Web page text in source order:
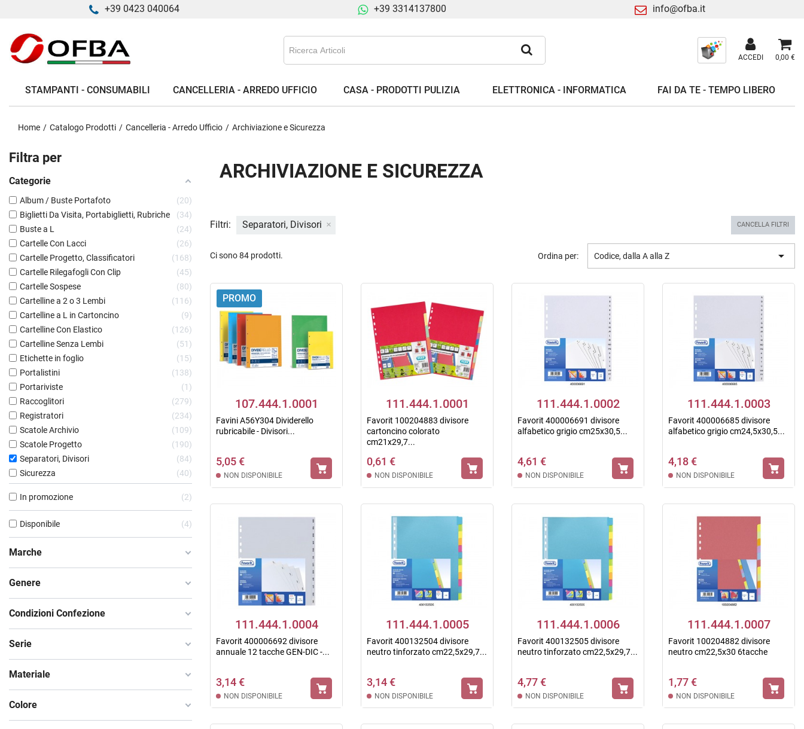
+39 0423 040064 +39 3314137800 info@ofba.it
ACCEDI 0,00 €
STAMPANTI - CONSUMABILI CANCELLERIA - ARREDO UFFICIO CASA - PRODOTTI PULIZIA ELETTRONICA - INFORMATICA FAI DA TE - TEMPO LIBERO
Home Catalogo Prodotti Cancelleria - Arredo Ufficio Archiviazione e Sicurezza
Filtra per
Categorie
Album / Buste Portafoto
20
Biglietti Da Visita, Portabiglietti, Rubriche
34
Buste a L
24
Cartelle Con Lacci
26
Cartelle Progetto, Classificatori
168
Cartelle Rilegafogli Con Clip
45
Cartelle Sospese
80
Cartelline a 2 o 3 Lembi
116
Cartelline a L in Cartoncino
9
Cartelline Con Elastico
126
Cartelline Senza Lembi
51
Etichette in foglio
15
Portalistini
138
Portariviste
1
Raccoglitori
279
Registratori
234
Scatole Archivio
109
Scatole Progetto
190
Separatori, Divisori
84
Sicurezza
40
In promozione 2
Disponibile 4
Marche
Genere
Condizioni Confezione
Serie
Materiale
Colore
ARCHIVIAZIONE E SICUREZZA
Filtri: CANCELLA FILTRI
Separatori, Divisori
Ci sono 84 prodotti. Ordina per: Codice, dalla A alla Z 
PROMO
107.444.1.0001
Favini A56Y304 Dividerello
rubricabile - Divisori...
5,05 €
NON DISPONIBILE
111.444.1.0001
Favorit 100204883 divisore
cartoncino colorato
cm21x29,7...
0,61 €
NON DISPONIBILE
111.444.1.0002
Favorit 400006691 divisore
alfabetico grigio cm25x30,5...
4,61 €
NON DISPONIBILE
111.444.1.0003
Favorit 400006685 divisore
alfabetico grigio cm24,5x30,5...
4,18 €
NON DISPONIBILE
111.444.1.0004
Favorit 400006692 divisore
annuale 12 tacche GEN-DIC -...
3,14 €
NON DISPONIBILE
111.444.1.0005
Favorit 400132504 divisore
neutro tinforzato cm22,5x29,7...
3,14 €
NON DISPONIBILE
111.444.1.0006
Favorit 400132505 divisore
neutro tinforzato cm22,5x29,7...
4,77 €
NON DISPONIBILE
111.444.1.0007
Favorit 100204882 divisore
neutro cm22,5x30 6tacche
1,77 €
NON DISPONIBILE